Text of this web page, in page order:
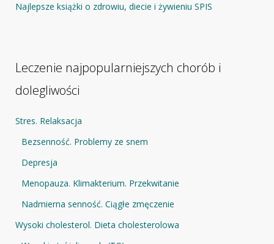
Najlepsze książki o zdrowiu, diecie i żywieniu SPIS
Leczenie najpopularniejszych chorób i
dolegliwości
Stres. Relaksacja
Bezsenność. Problemy ze snem
Depresja
Menopauza. Klimakterium. Przekwitanie
Nadmierna senność. Ciągłe zmęczenie
Wysoki cholesterol. Dieta cholesterolowa